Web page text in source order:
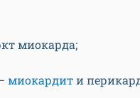
миокарда;
миокардити